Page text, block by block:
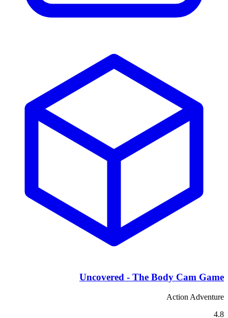
Uncovered - The Body Cam Game
Action Adventure
4.8